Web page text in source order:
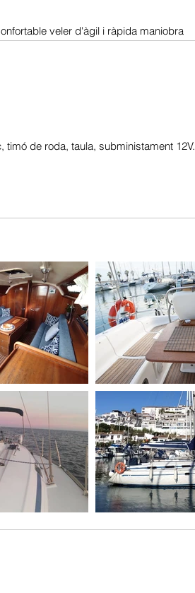
veler d'àgil i ràpida maniobra
de roda, taula, subministament 12V.